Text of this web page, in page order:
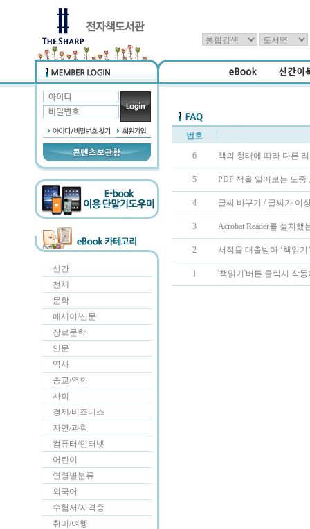
신간
전체
문학
에세이/산문
장르문학
인문
역사
종교/역학
사회
경제/비즈니스
자연/과학
컴퓨터/인터넷
어린이
연령별분류
외국어
수험서/자격증
취미/여행
번호
6 책의 형태에 따라 다른
5 PDF 책을 열어보는 도중
4 글씨 바꾸기 / 글씨가 이
3 Acrobat Reader를 설치
2 서적을 대출받아 ‘책읽
1 '책읽기'버튼 클릭시 작